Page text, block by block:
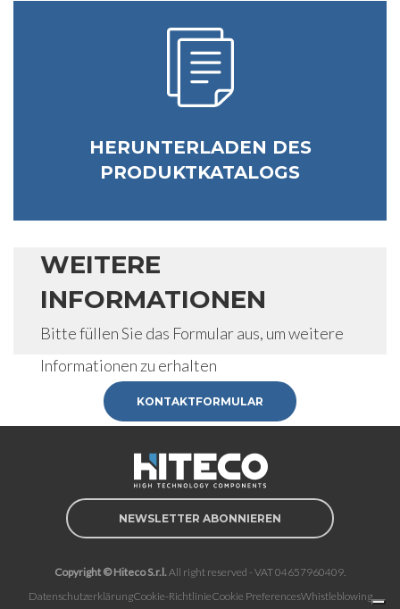
HERUNTERLADEN DES
PRODUKTKATALOGS
WEITERE
INFORMATIONEN
Bitte füllen Sie das Formular aus, um weitere
Informationen zu erhalten
KONTAKTFORMULAR
NEWSLETTER ABONNIEREN
Copyright © Hiteco S.r.l. All right reserved - VAT 04657960409.
DatenschutzerklärungCookie-RichtlinieCookie PreferencesWhistleblowing